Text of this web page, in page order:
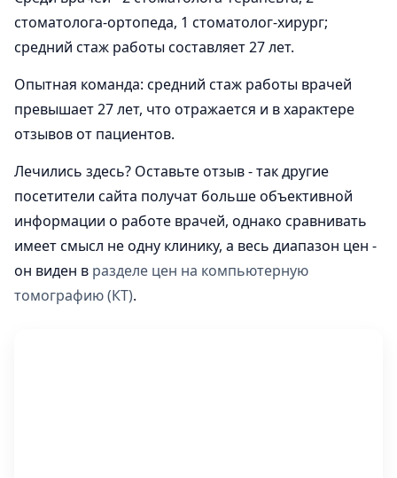
стоматолога-ортопеда, 1 стоматолог-хирург;
средний стаж работы составляет 27 лет.
Опытная команда: средний стаж работы врачей
превышает 27 лет, что отражается и в характере
отзывов от пациентов.
Лечились здесь? Оставьте отзыв - так другие
посетители сайта получат больше объективной
информации о работе врачей, однако сравнивать
имеет смысл не одну клинику, а весь диапазон цен -
он виден в разделе цен на компьютерную
томографию (КТ).